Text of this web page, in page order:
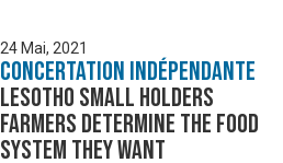
24 Mai, 2021
Concertation Indépendante
Lesotho Small Holders
Farmers determine the food
system they want